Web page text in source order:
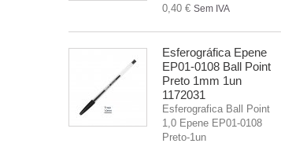
0,40 € Sem IVA
Esferográfica Epene
EP01-0108 Ball Point
Preto 1mm 1un
1172031
Esferografica Ball Point
1,0 Epene EP01-0108
Preto-1un